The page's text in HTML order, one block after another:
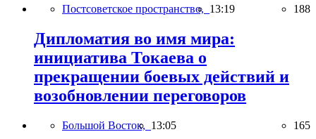
Постсоветское пространство, 13:19 188
Дипломатия во имя мира:
инициатива Токаева о
прекращении боевых действий и
возобновлении переговоров
Большой Восток, 13:05 165